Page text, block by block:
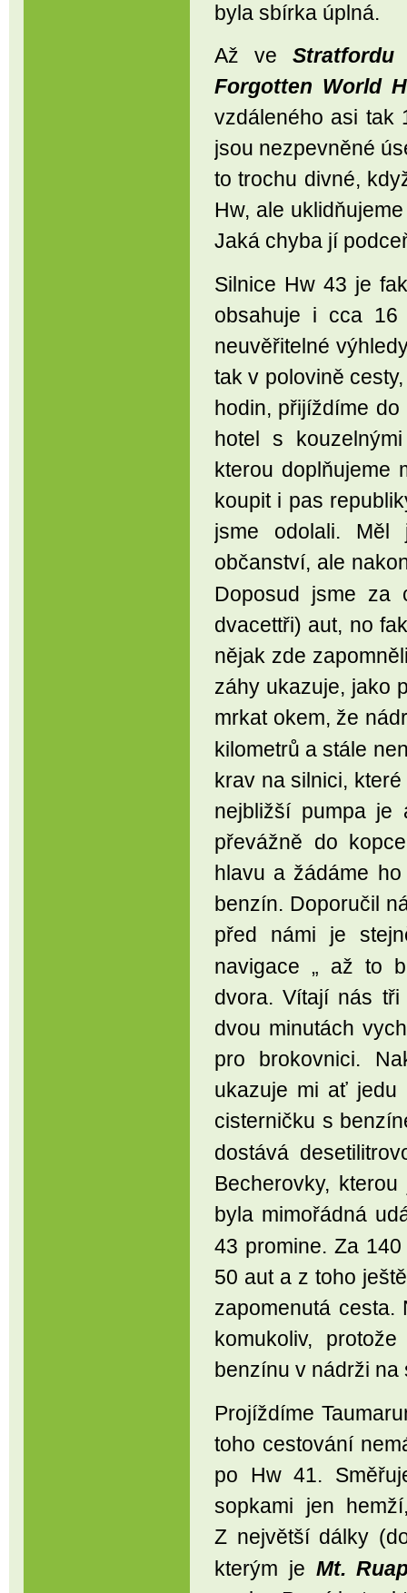
byla sbírka úplná.
Až ve Stratfordu
Forgotten World
vzdáleného asi tak
jsou nezpevněné
to trochu divné,
Hw, ale
Jaká chyba jí
Silnice Hw 43 je
obsahuje i cca 16
neuvěřitelné
tak v polovině
hodin, přijíždíme
hotel s
kterou doplňujeme
koupit i pas
jsme odolali.
občanství, ale
Doposud jsme
dvacettři) aut, no
nějak zde
záhy ukazuje, jako
mrkat okem, že
kilometrů a stále
krav na silnici,
nejbližší pumpa je
převážně do
hlavu a žádáme
benzín. Doporučil
před námi je
navigace „ až to
dvora. Vítají nás
dvou minutách
pro brokovnici.
ukazuje mi ať
cisterničku s
dostává
Becherovky,
byla mimořádná
43 promine. Za
50 aut a z toho
zapomenutá
komukoliv,
benzínu v nádrži
Projíždíme
toho cestování
po Hw 41.
sopkami jen
Z největší dálky
kterým je Mt.